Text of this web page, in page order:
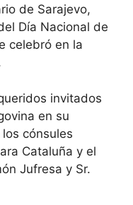
de Sarajevo,
Día Nacional de
celebró en la
invitados
en su
cónsules
Cataluña y el
Jufresa y Sr.